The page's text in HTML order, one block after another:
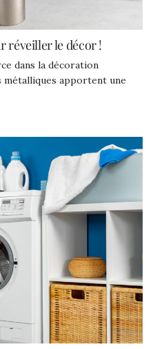
réveiller le décor !
dans la décoration
métalliques apportent une